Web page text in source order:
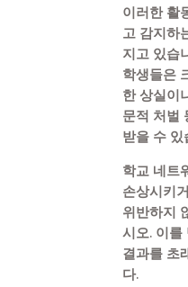
이러한 활
고 감지하
지고 있습
학생들은
한 상실이
문적 처벌
받을 수
학교 네트
손상시키
위반하지
시오. 이
결과를 초
다.